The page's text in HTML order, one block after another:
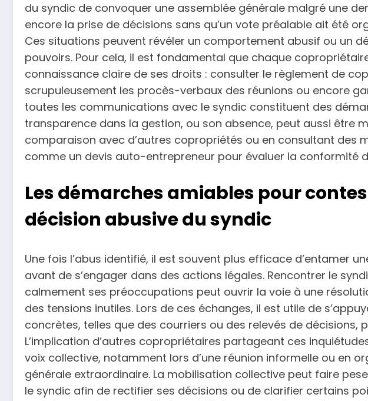
du syndic de convoquer une assemblée générale malgré une
encore la prise de décisions sans qu’un vote préalable ait été
Ces situations peuvent révéler un comportement abusif ou un
pouvoirs. Pour cela, il est fondamental que chaque
connaissance claire de ses droits : consulter le règlement de
scrupuleusement les procès-verbaux des réunions ou encore
toutes les communications avec le syndic constituent des
transparence dans la gestion, ou son absence, peut aussi être
comparaison avec d’autres copropriétés ou en consultant des
comme un devis auto-entrepreneur pour évaluer la conformité
Les démarches amiables pour
décision abusive du syndic
Une fois l’abus identifié, il est souvent plus efficace d’entamer
avant de s’engager dans des actions légales. Rencontrer le
calmement ses préoccupations peut ouvrir la voie à une
des tensions inutiles. Lors de ces échanges, il est utile de
concrètes, telles que des courriers ou des relevés de décisions,
L’implication d’autres copropriétaires partageant ces
voix collective, notamment lors d’une réunion informelle ou en
générale extraordinaire. La mobilisation collective peut faire
le syndic afin de rectifier ses décisions ou de clarifier certains